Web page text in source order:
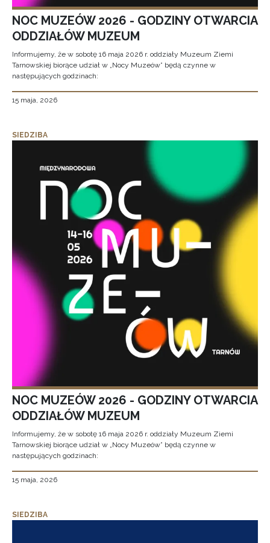
NOC MUZEÓW 2026 - GODZINY OTWARCIA
ODDZIAŁÓW MUZEUM
Informujemy, że w sobotę 16 maja 2026 r. oddziały Muzeum Ziemi
Tarnowskiej biorące udział w „Nocy Muzeów” będą czynne w
następujących godzinach:
15 maja, 2026
SIEDZIBA
NOC MUZEÓW 2026 - GODZINY OTWARCIA
ODDZIAŁÓW MUZEUM
Informujemy, że w sobotę 16 maja 2026 r. oddziały Muzeum Ziemi
Tarnowskiej biorące udział w „Nocy Muzeów” będą czynne w
następujących godzinach:
15 maja, 2026
SIEDZIBA